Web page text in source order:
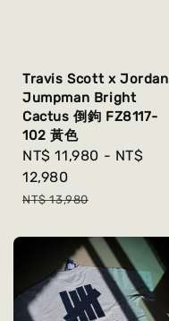
Travis Scott x Jordan
Jumpman Bright
Cactus 倒鉤 FZ8117-
102 黃色
Sale
price
NT$ 11,980 - NT$
12,980
Regular
NT$ 13,980